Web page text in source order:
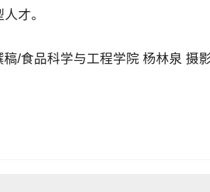
才。
稿/食品科学与工程学院 杨林泉 摄